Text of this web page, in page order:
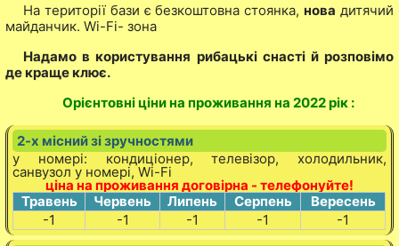
На території бази є безкоштовна стоянка, нова дитячий
майданчик. Wi-Fi- зона
Надамо в користування рибацькі снасті й розповімо
де краще клює.
Орієнтовні ціни на проживання на 2022 рік :
2-х місний зі зручностями
у номері: кондиціонер, телевізор, холодильник,
санвузол у номері, Wi-Fi
ціна на проживання договірна - телефонуйте!
Травень
Червень Липень Серпень
Вересень
-1
-1 -1 -1 -1